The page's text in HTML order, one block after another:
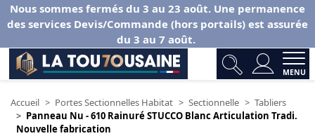
Nous sommes fermés du 3 au 23 août. Une permanence
des services Devis/Commande (hors portails) est assurée
du 3 au 7 août.
MENU
Accueil Portes Sectionnelles Habitat Sectionnelle
Tabliers
Panneau Nu - 610 Rainuré STUCCO Blanc Articulation Tradi.
Nouvelle fabrication